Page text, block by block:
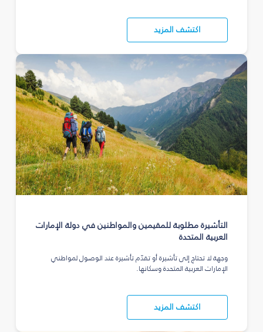
اكتشف المزيد
التأشيرة مطلوبة للمقيمين والمواطنين في دولة الإمارات
العربية المتحدة
وجهة لا تحتاج إلى تأشيرة أو تقدّم تأشيرة عند الوصول لمواطني
الإمارات العربية المتحدة وسكانها.
اكتشف المزيد